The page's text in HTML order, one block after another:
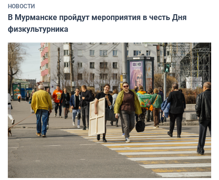
НОВОСТИ
В Мурманске пройдут мероприятия в честь Дня
физкультурника